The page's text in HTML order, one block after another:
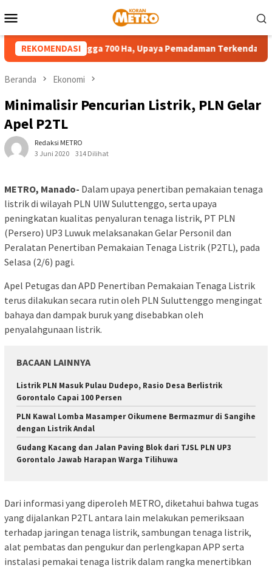
ke
Mobile
REKOMENDASI
Meluas Hingga 700 Ha, Upaya Pemadaman Terkendala Angin
Beranda Ekonomi
Minimalisir Pencurian Listrik, PLN Gelar
Apel P2TL
Redaksi METRO
3 Juni 2020
314 Dilihat
METRO, Manado- Dalam upaya penertiban pemakaian tenaga
listrik di wilayah PLN UIW Suluttenggo, serta upaya
peningkatan kualitas penyaluran tenaga listrik, PT PLN
(Persero) UP3 Luwuk melaksanakan Gelar Personil dan
Peralatan Penertiban Pemakaian Tenaga Listrik (P2TL), pada
Selasa (2/6) pagi.
Apel Petugas dan APD Penertiban Pemakaian Tenaga Listrik
terus dilakukan secara rutin oleh PLN Suluttenggo mengingat
bahaya dan dampak buruk yang disebabkan oleh
penyalahgunaan listrik.
BACAAN LAINNYA
Listrik PLN Masuk Pulau Dudepo, Rasio Desa Berlistrik
Gorontalo Capai 100 Persen
PLN Kawal Lomba Masamper Oikumene Bermazmur di Sangihe
dengan Listrik Andal
Gudang Kacang dan Jalan Paving Blok dari TJSL PLN UP3
Gorontalo Jawab Harapan Warga Tilihuwa
Dari informasi yang diperoleh METRO, diketahui bahwa tugas
yang dijalankan P2TL antara lain melakukan pemeriksaan
terhadap jaringan tenaga listrik, sambungan tenaga listrik,
alat pembatas dan pengukur dan perlengkapan APP serta
instalasi pemakai tenaga listrik dalam rangka menertibkan